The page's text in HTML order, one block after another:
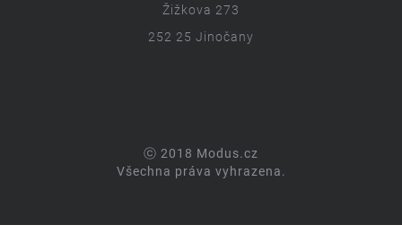
Žižkova 273
252 25 Jinočany
ⓒ 2018 Modus.cz
Všechna práva vyhrazena.